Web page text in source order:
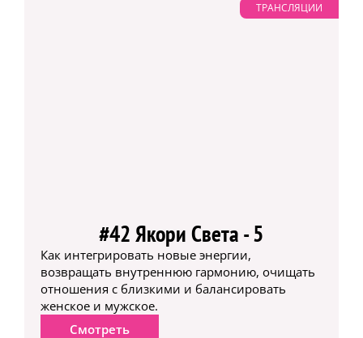
ТРАНСЛЯЦИИ
#42 Якори Света - 5
Как интегрировать новые энергии,
возвращать внутреннюю гармонию, очищать
отношения с близкими и балансировать
женское и мужское.
Смотреть